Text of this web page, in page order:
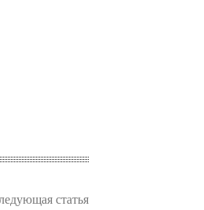
статья